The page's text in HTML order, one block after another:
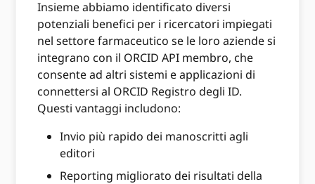
Insieme abbiamo identificato diversi
potenziali benefici per i ricercatori impiegati
nel settore farmaceutico se le loro aziende si
integrano con il ORCID API membro, che
consente ad altri sistemi e applicazioni di
connettersi al ORCID Registro degli ID.
Questi vantaggi includono:
Invio più rapido dei manoscritti agli
editori
Reporting migliorato dei risultati della